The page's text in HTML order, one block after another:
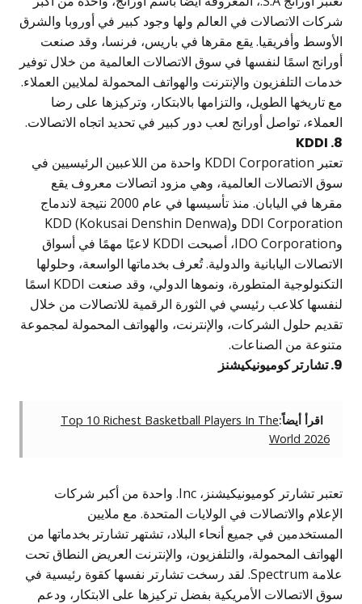
الاتصالات في العالم ولها وجود كبير في أوروبا والشرق
وأفريقيا. يقع مقرها في باريس، فرنسا، وقد صنعت
اسمًا لنفسها في سوق الاتصالات العالمية من خلال توفير
التلفزيون والإنترنت والهواتف المحمولة لملايين العملاء.
تاريخها الطويل، والتزامها بالابتكار، وتركيزها على رضا
تواصل أورانج لعب دور كبير في تحديد اتجاه الاتصالات.
تعتبر KDDI Corporation واحدة من اللاعبين الرئيسيين في
الاتصالات العالمية، وهي مزود اتصالات معروف يقع
مقرها في اليابان. منذ تأسيسها في عام 2000 نتيجة لاندماج
DDI Corporation وKDD (Kokusai Denshin Denwa)
وIDO Corporation، أصبحت KDDI لاعبًا مهمًا في أسواق
اليابانية والدولية. تُعرف بخدماتها الواسعة، وحلولها
التكنولوجية المتطورة، ونموها الدولي، وقد صنعت KDDI اسمًا
كلاعب رئيسي في الثورة الرقمية للاتصالات من خلال
حلول الشركات، والإنترنت، والهواتف المحمولة لمجموعة
من الصناعات.
اقرأ أيضاً: Top 10 Richest Basketball Players In The
World 2026
تعتبر تشارتر كوميونيكيشنز، Inc. واحدة من أكبر شركات
والاتصالات في الولايات المتحدة. مع ملايين
في جميع أنحاء البلاد، تشتهر تشارتر بخدماتها من
المحمولة، والتلفزيون، والإنترنت العريض النطاق تحت
علامة Spectrum. لقد رسخت تشارتر نفسها كقوة رئيسية في
الاتصالات الأمريكية بفضل تركيزها على الابتكار، ودعم